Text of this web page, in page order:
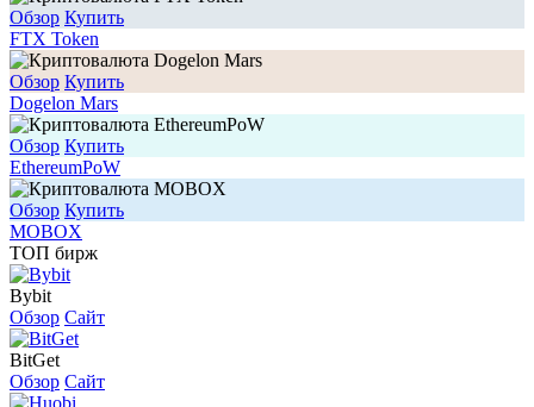
Обзор Купить
FTX Token
Обзор Купить
Dogelon Mars
Обзор Купить
EthereumPoW
Обзор Купить
MOBOX
ТОП бирж
Bybit
Обзор Сайт
BitGet
Обзор Сайт